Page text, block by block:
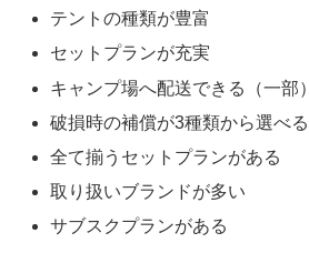
テントの種類が豊富
セットプランが充実
キャンプ場へ配送できる（一部）
破損時の補償が3種類から選べる
全て揃うセットプランがある
取り扱いブランドが多い
サブスクプランがある